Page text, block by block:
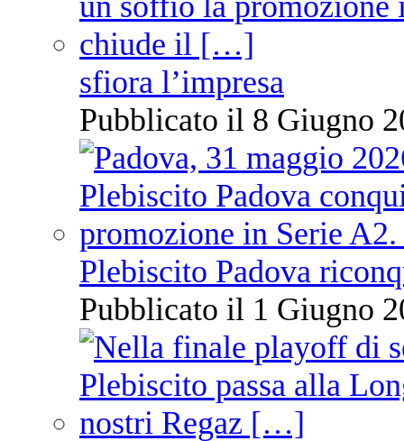
sfiora l’impresa
Pubblicato il 8 Giugno
Plebiscito Padova
Pubblicato il 1 Giugno